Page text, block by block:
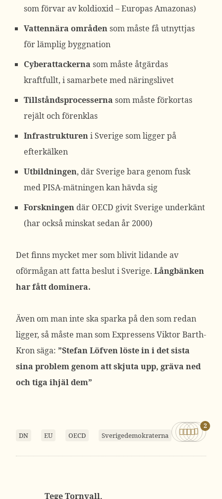
som förvar av koldioxid – Europas Amazonas)
Vattennära områdensom måste få utnyttjas
för lämplig byggnation
Cyberattackerna som måste åtgärdas
kraftfullt, i samarbete med näringslivet
Tillståndsprocesserna som måste förkortas
rejält och förenklas
Infrastruktureni Sverige som ligger på
efterkälken
Utbildningen, där Sverige bara genom fusk
med PISA-mätningen kan hävda sig
Forskningen där OECD givit Sverige underkänt
(har också minskat sedan år 2000)
Det finns mycket mer som blivit lidande av
oförmågan att fatta beslut i Sverige. Långbänken
har fått dominera.
Även om man inte ska sparka på den som redan
ligger, så måste man som Expressens Viktor Barth-
Kron säga: ”Stefan Löfven löste in i det sista
sina problem genom att skjuta upp, gräva ned
och tiga ihjäl dem”
DN EU OECD Sverigedemokraterna
2
Tege Tornvall,